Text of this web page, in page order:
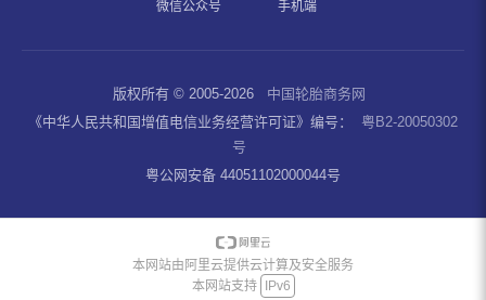
微信公众号 手机端
版权所有 © 2005-2026
中国轮胎商务网
《中华人民共和国增值电信业务经营许可证》编号：
粤B2-20050302
号
粤公网安备 44051102000044号
本网站由阿里云提供云计算及安全服务
本网站支持
IPv6